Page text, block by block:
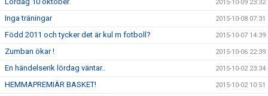
2015-10-09 23:32
Inga träningar 2015-10-08 07:31
Född 2011 och tycker det är kul m fotboll? 2015-10-07 14:39
Zumban ökar ! 2015-10-06 22:39
En händelserik lördag väntar.. 2015-10-02 23:34
HEMMAPREMIÄR BASKET! 2015-10-02 10:51